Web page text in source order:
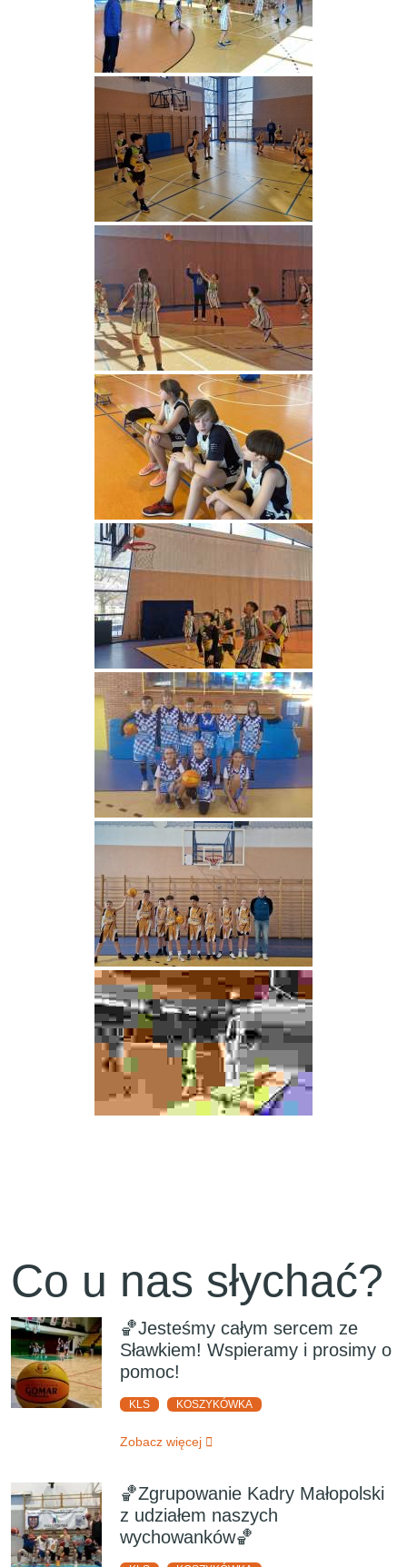
Co u nas słychać?
🏀Jesteśmy całym sercem ze
Sławkiem! Wspieramy i prosimy o
pomoc!
KLS KOSZYKÓWKA
Zobacz więcej
🏀Zgrupowanie Kadry Małopolski
z udziałem naszych
wychowanków🏀